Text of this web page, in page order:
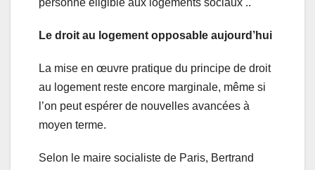
personne éligible aux logements sociaux ..
Le droit au logement opposable aujourd’hui
La mise en œuvre pratique du principe de droit
au logement reste encore marginale, même si
l’on peut espérer de nouvelles avancées à
moyen terme.
Selon le maire socialiste de Paris, Bertrand